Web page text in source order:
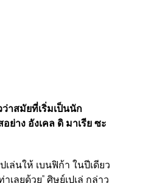
าสมัยที่เริ่มเป็นนัก
ย่าง อังเคล ดิ มาเรีย ซะ
ล่นให้ เบนฟิก้า ในปีเดียว
เลยด้วย" ศิษย์เปเล่ กล่าว